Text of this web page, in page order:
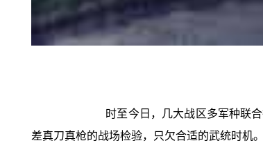
时至今日，几大战区多军种联
差真刀真枪的战场检验，只欠合适的武统时机